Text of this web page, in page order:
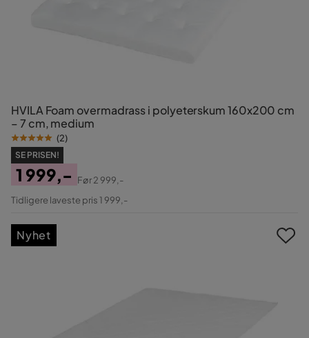
HVILA Foam overmadrass i polyeterskum 160x200 cm
– 7 cm, medium
(2)
SE PRISEN!
Pris
1 999,-
Original
Før2 999,-
Tidligere laveste pris 1 999,-
Nyhet